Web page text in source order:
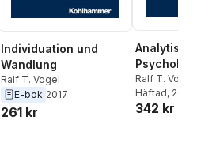
Individuation und
Wandlung
Ralf T. Vogel
E-bok 2017
261 kr
Analytische
Psychologie
G. Jung
Ralf T. Vogel
Häftad, 2018
342 kr